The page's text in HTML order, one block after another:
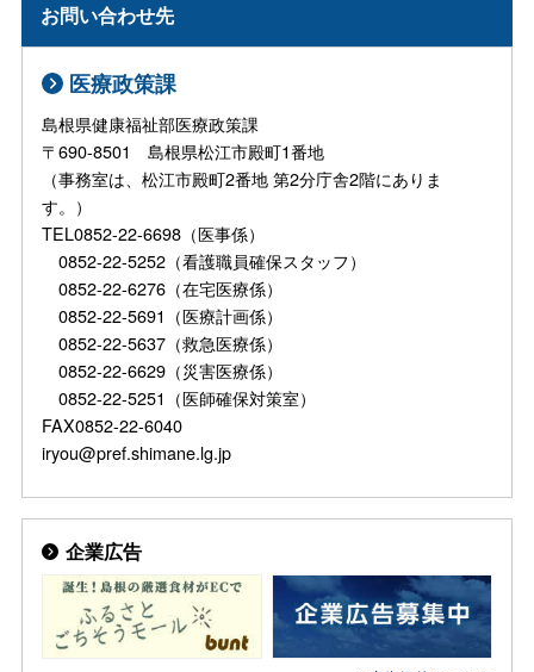
お問い合わせ先
医療政策課
島根県健康福祉部医療政策課
〒690-8501 島根県松江市殿町1番地
（事務室は、松江市殿町2番地 第2分庁舎2階にありま
す。）
TEL0852-22-6698（医事係）
0852-22-5252（看護職員確保スタッフ）
0852-22-6276（在宅医療係）
0852-22-5691（医療計画係）
0852-22-5637（救急医療係）
0852-22-6629（災害医療係）
0852-22-5251（医師確保対策室）
FAX0852-22-6040
iryou@pref.shimane.lg.jp
企業広告